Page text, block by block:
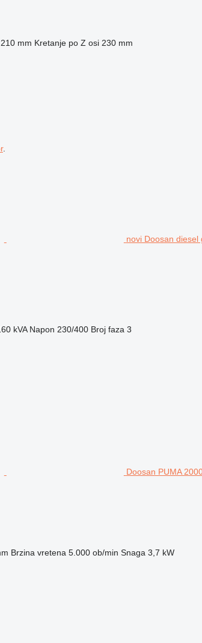
210 mm Kretanje po Z osi 230 mm
.
novi Doosan diesel
kVA Napon 230/400 Broj faza 3
Doosan PUMA
Brzina vretena 5.000 ob/min Snaga 3,7 kW